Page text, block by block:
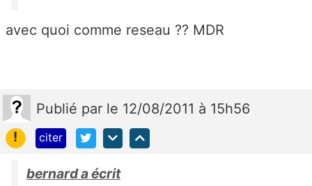
avec quoi comme reseau ?? MDR
Publié par le 12/08/2011 à 15h56
!
citer
bernard a écrit